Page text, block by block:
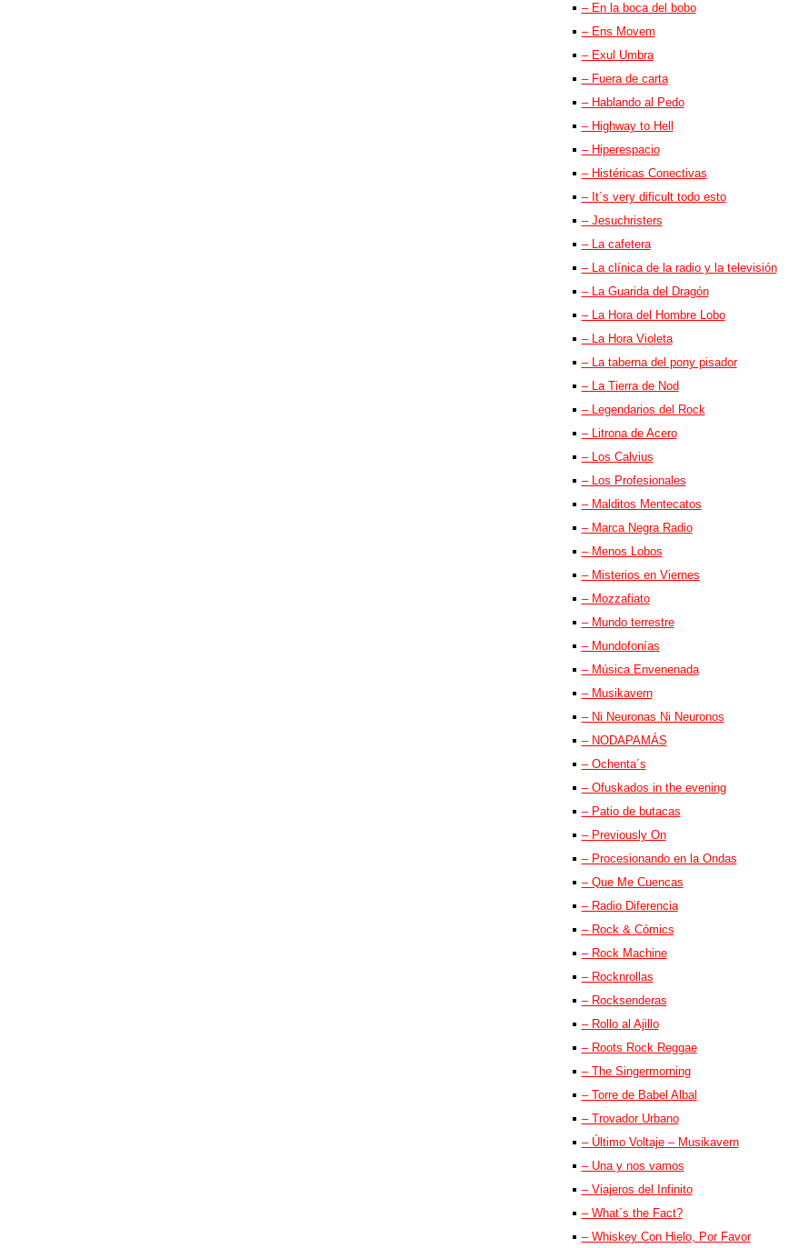
– En la boca del bobo
– Ens Movem
– Exul Umbra
– Fuera de carta
– Hablando al Pedo
– Highway to Hell
– Hiperespacio
– Histéricas Conectivas
– It´s very dificult todo esto
– Jesuchristers
– La cafetera
– La clínica de la radio y la televisión
– La Guarida del Dragón
– La Hora del Hombre Lobo
– La Hora Violeta
– La taberna del pony pisador
– La Tierra de Nod
– Legendarios del Rock
– Litrona de Acero
– Los Calvius
– Los Profesionales
– Malditos Mentecatos
– Marca Negra Radio
– Menos Lobos
– Misterios en Viernes
– Mozzafiato
– Mundo terrestre
– Mundofonías
– Música Envenenada
– Musikavern
– Ni Neuronas Ni Neuronos
– NODAPAMÁS
– Ochenta´s
– Ofuskados in the evening
– Patio de butacas
– Previously On
– Procesionando en la Ondas
– Que Me Cuencas
– Radio Diferencia
– Rock & Cómics
– Rock Machine
– Rocknrollas
– Rocksenderas
– Rollo al Ajillo
– Roots Rock Reggae
– The Singermorning
– Torre de Babel Albal
– Trovador Urbano
– Último Voltaje – Musikavern
– Una y nos vamos
– Viajeros del Infinito
– What´s the Fact?
– Whiskey Con Hielo, Por Favor